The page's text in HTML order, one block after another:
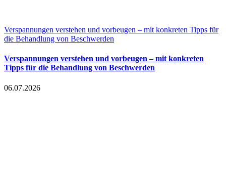
Verspannungen verstehen und vorbeugen – mit konkreten Tipps für
die Behandlung von Beschwerden
Verspannungen verstehen und vorbeugen – mit konkreten
Tipps für die Behandlung von Beschwerden
06.07.2026